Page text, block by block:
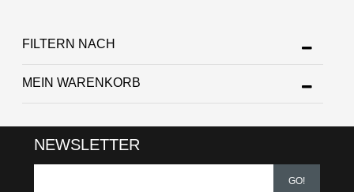
FILTERN NACH
MEIN WARENKORB
NEWSLETTER
GO!